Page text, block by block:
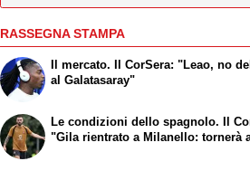
RASSEGNA STAMPA
Il mercato. Il CorSera: "Leao, no
al Galatasaray"
Le condizioni dello spagnolo. Il
"Gila rientrato a Milanello: tornerà